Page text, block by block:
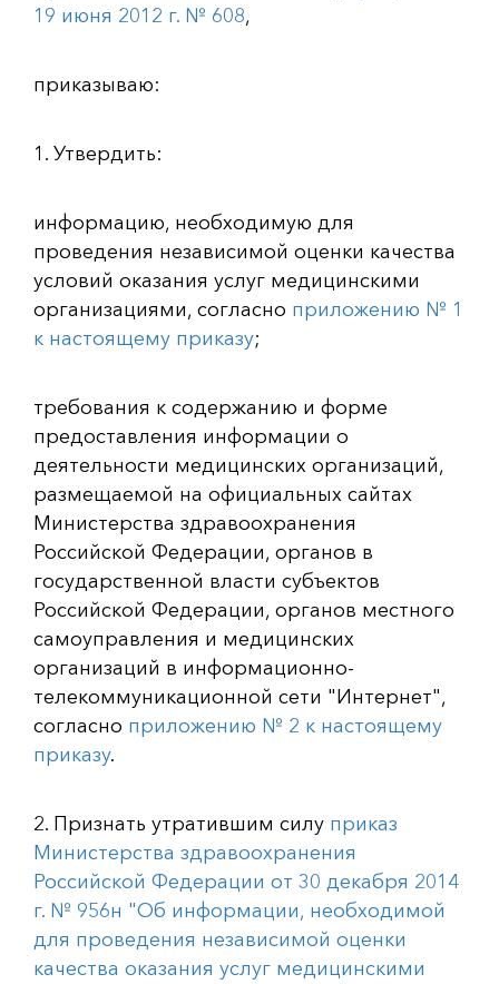
19 июня 2012 г. № 608,
приказываю:
1. Утвердить:
информацию, необходимую для
проведения независимой оценки качества
условий оказания услуг медицинскими
организациями, согласно приложению № 1
к настоящему приказу;
требования к содержанию и форме
предоставления информации о
деятельности медицинских организаций,
размещаемой на официальных сайтах
Министерства здравоохранения
Российской Федерации, органов в
государственной власти субъектов
Российской Федерации, органов местного
самоуправления и медицинских
организаций в информационно-
телекоммуникационной сети "Интернет",
согласно приложению № 2 к настоящему
приказу.
2. Признать утратившим силу приказ
Министерства здравоохранения
Российской Федерации от 30 декабря 2014
г. № 956н "Об информации, необходимой
для проведения независимой оценки
качества оказания услуг медицинскими